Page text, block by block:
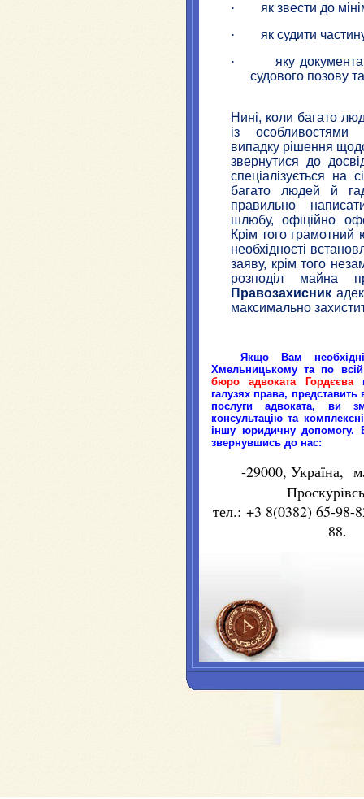
·
як звести до
·
як судити
·
яку
судового позову
Нині, коли багато
із особливостями
випадку рішення
звернутися до
спеціалізується на
багато людей й
правильно
шлюбу, офіційно
Крім того
необхідності
заяву, крім того
розподіл майна
Правозахисник
максимально
Якщо Вам
Хмельницькому та по
бюро адвоката Гордєєва
галузях права, представить
послуги адвоката, ви
консультацію та
іншу юридичнудопомогу.
звернувшись до нас:
-29000, Україна, м
тел.: +3 8(0382) 65-